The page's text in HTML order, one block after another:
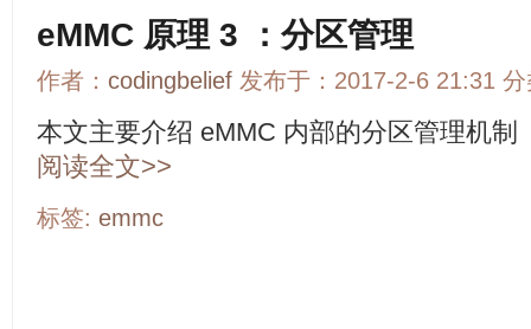
eMMC 原理 3 ：分区管理
作者： codingbelief 发布于：2017-2-6 21:31
本文主要介绍 eMMC 内部的分区管理机制
阅读全文>>
标签: emmc